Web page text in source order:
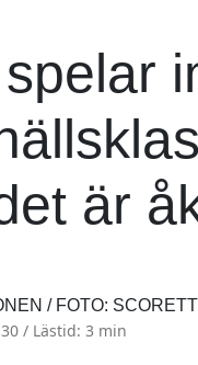
är
/ FOTO: SCORETT
/ Lästid: 3 min